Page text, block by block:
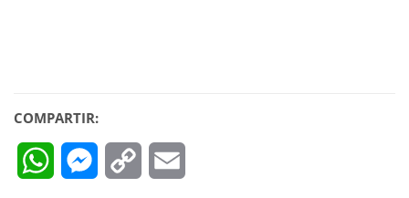
COMPARTIR:
WhatsAppMessenger
Copy